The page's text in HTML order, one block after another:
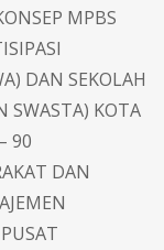
MPBS
DAN SEKOLAH
SWASTA) KOTA
90
DAN